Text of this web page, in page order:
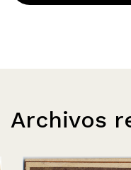
Archivos